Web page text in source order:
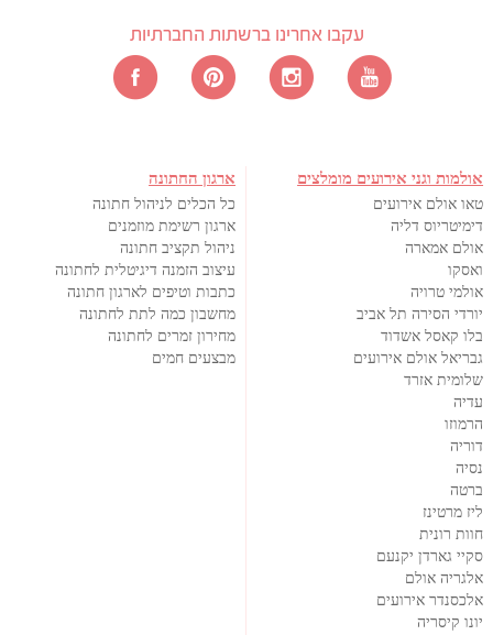
עקבו אחרינו ברשתות החברתיות
אולמות וגני אירועים מומלצים
טאו אולם אירועים
דימיטריוס דליה
אולם אמארה
ואסקו
אולמי טרויה
יורדי הסירה תל אביב
בלו קאסל אשדוד
גבריאל אולם אירועים
שלומית אזרד
עדיה
הרמוזו
דוריה
נסיה
ברטה
ליז מרטינז
חוות רונית
סקיי גארדן יקנעם
אלגריה אולם
אלכסנדר אירועים
יונו קיסריה
ארגון החתונה
כל הכלים לניהול חתונה
ארגון רשימת מוזמנים
ניהול תקציב חתונה
עיצוב הזמנה דיגיטלית לחתונה
כתבות וטיפים לארגון חתונה
מחשבון כמה לתת לחתונה
מחירון זמרים לחתונה
מבצעים חמים